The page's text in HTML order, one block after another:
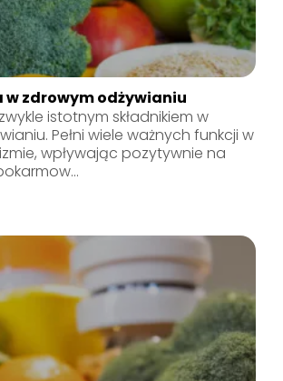
w zdrowym odżywianiu
istotnym składnikiem w
Pełni wiele ważnych funkcji w
wpływając pozytywnie na